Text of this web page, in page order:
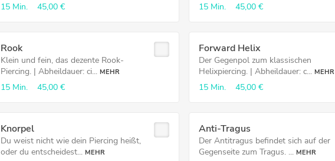
15 Min. 45,00 € 15 Min. 45,00 €
Rook
Klein und fein, das dezente Rook-
Piercing. | Abheildauer: ci... MEHR
15 Min. 45,00 €
Forward Helix
Der Gegenpol zum klassischen
Helixpiercing. | Abheildauer: c... MEHR
15 Min. 45,00 €
Knorpel
Du weist nicht wie dein Piercing heißt,
oder du entscheidest... MEHR
Anti-Tragus
Der Antitragus befindet sich auf der
Gegenseite zum Tragus. ... MEHR